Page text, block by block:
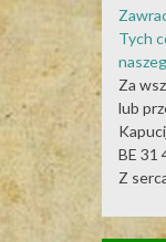
Tych
Za
lub
BE 31
Z